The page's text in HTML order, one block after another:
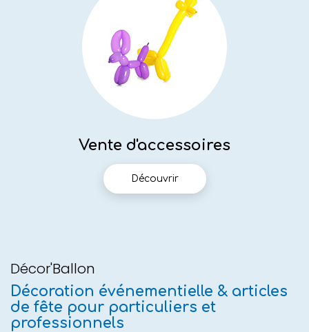
Vente d'accessoires
Découvrir
Décor'Ballon
Décoration événementielle & articles
de fête pour particuliers et
professionnels